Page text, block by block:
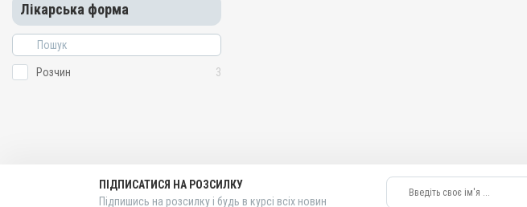
Лікарська форма
Розчин 3
ПІДПИСАТИСЯ НА РОЗСИЛКУ
Підпишись на розсилку і будь в курсі всіх новин